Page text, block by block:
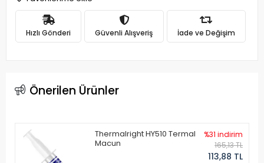
Hızlı Gönderi Güvenli Alışveriş İade ve Değişim
Önerilen Ürünler
Thermalright HY510 Termal
Macun
%31 indirim
165,13 TL
113,88 TL